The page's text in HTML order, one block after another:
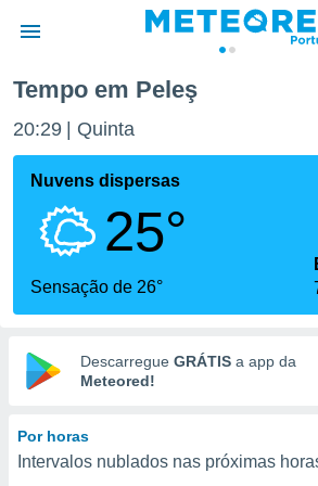
da
foi
fornecidas
a este
das
e
digital
Tempo em Peleş
20:29 Quinta
Nuvens dispersas
25°
Sensação de 26°
Descarregue GRÁTIS a app da
Meteored!
Por horas
Intervalos nublados nas próximas